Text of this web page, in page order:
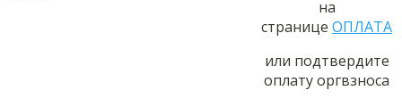
на
странице ОПЛАТА
или подтвердите
оплату оргвзноса